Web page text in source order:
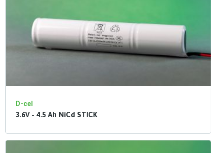
D-cel
3.6V - 4.5 Ah NiCd STICK